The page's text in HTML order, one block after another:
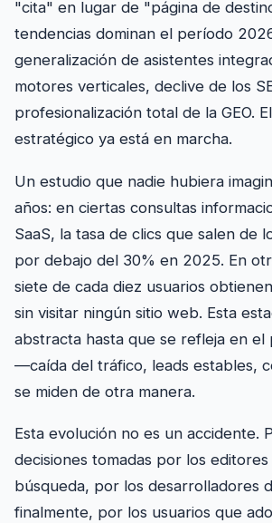
"cita" en lugar de "página de
tendencias dominan el período
generalización de asistentes
motores verticales, declive de los
profesionalización total de la GEO.
estratégico ya está en marcha.
Un estudio que nadie hubiera
años: en ciertas consultas
SaaS, la tasa de clics que salen de
por debajo del 30% en 2025. En
siete de cada diez usuarios
sin visitar ningún sitio web. Esta
abstracta hasta que se refleja en
—caída del tráfico, leads estables,
se miden de otra manera.
Esta evolución no es un accidente.
decisiones tomadas por los
búsqueda, por los desarrolladores
finalmente, por los usuarios que